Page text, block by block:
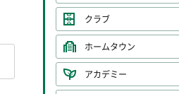
クラブ
ホームタウン
アカデミー